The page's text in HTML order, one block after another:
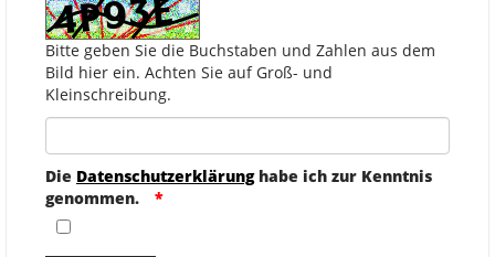
Bitte geben Sie die Buchstaben und Zahlen aus dem
Bild hier ein. Achten Sie auf Groß- und
Kleinschreibung.
Die Datenschutzerklärunghabe ich zur Kenntnis
genommen.